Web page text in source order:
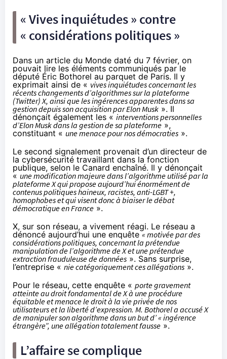
« Vives inquiétudes » contre
« considérations politiques »
Dans un article du Monde daté du 7 février, on
pouvait lire les éléments communiqués par le
député Éric Bothorel au parquet de Paris. Il y
exprimait ainsi de « vives inquiétudes concernant les
récents changements d’algorithmes sur la plateforme
(Twitter) X, ainsi que les ingérences apparentes dans sa
gestion depuis son acquisition par Elon Musk ». Il
dénonçait également les « interventions personnelles
d’Elon Musk dans la gestion de sa plateforme »,
constituant « une menace pour nos démocraties ».
Le second signalement provenait d’un directeur de
la cybersécurité travaillant dans la fonction
publique, selon le Canard enchaîné. Il y dénonçait
« une modification majeure dans l’algorithme utilisé par la
plateforme X qui propose aujourd’hui énormément de
contenus politiques haineux, racistes, anti-LGBT +,
homophobes et qui visent donc à biaiser le débat
démocratique en France ».
X, sur son réseau, a vivement réagi. Le réseau a
dénoncé aujourd’hui une enquête« motivée par des
considérations politiques, concernant la prétendue
manipulation de l’algorithme de X et une prétendue
extraction frauduleuse de données ». Sans surprise,
l’entreprise « nie catégoriquement ces allégations ».
Pour le réseau, cette enquête « porte gravement
atteinte au droit fondamental de X à une procédure
équitable et menace le droit à la vie privée de nos
utilisateurs et la liberté d’expression. M. Bothorel a accusé X
de manipuler son algorithme dans un but d’ « ingérence
étrangère”, une allégation totalement fausse ».
L’affaire se complique